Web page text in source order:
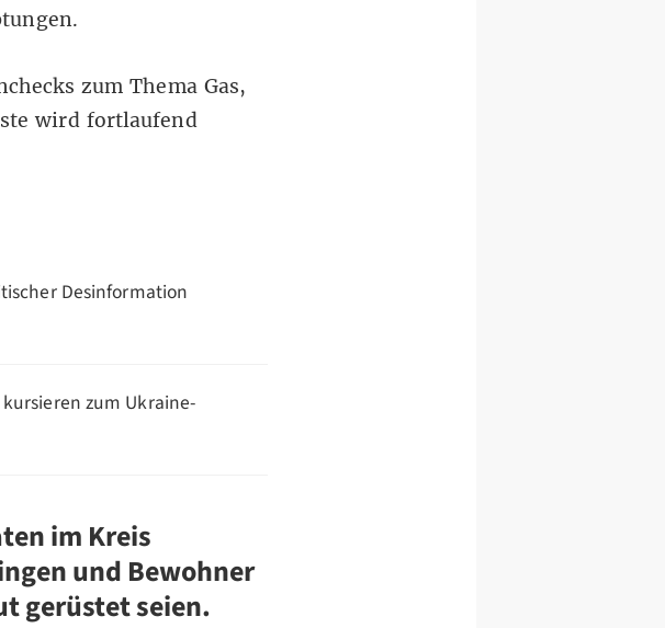
zum Thema Gas,
wird fortlaufend
Desinformation
zum Ukraine-
im Kreis
und Bewohner
gerüstet seien.